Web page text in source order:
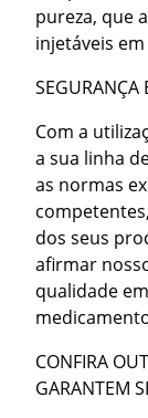
pureza, que
injetáveis
SEGURANÇA
Com a
a sua linha
as normas
dos seus
afirmar
qualidade
CONFIRA
GARANTEM